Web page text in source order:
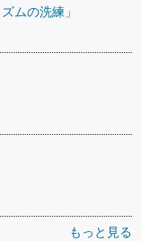
ムの洗練」
もっと見る